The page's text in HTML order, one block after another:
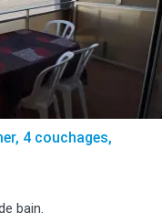
4 couchages,
bain.